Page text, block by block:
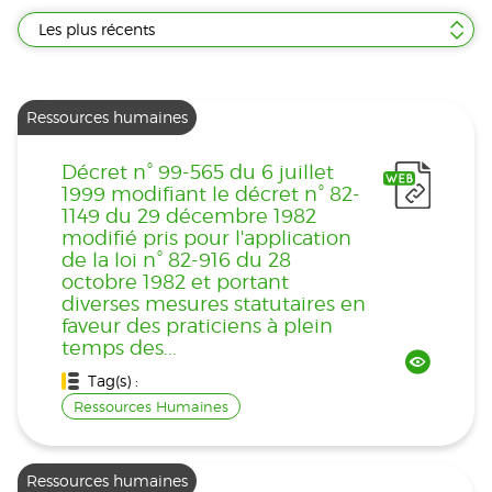
Les plus récents
Ressources humaines
Décret n° 99-565 du 6 juillet
1999 modifiant le décret n° 82-
1149 du 29 décembre 1982
modifié pris pour l'application
de la loi n° 82-916 du 28
octobre 1982 et portant
diverses mesures statutaires en
faveur des praticiens à plein
temps des...
Tag(s) :
Ressources Humaines
Ressources humaines